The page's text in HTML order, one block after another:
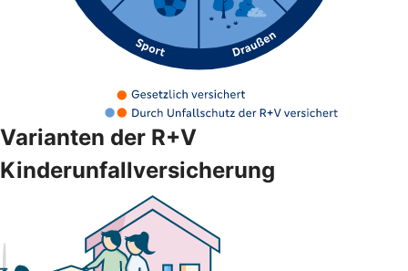
Varianten der R+V
Kinderunfallversicherung